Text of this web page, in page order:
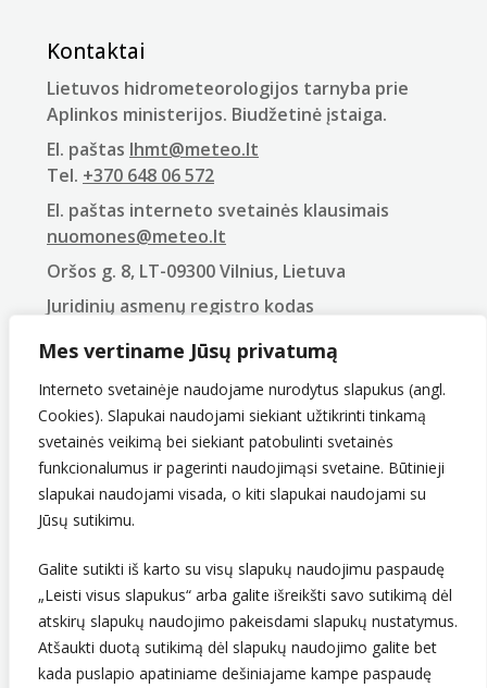
Mes vertiname Jūsų privatumą
Interneto svetainėje naudojame nurodytus slapukus (angl.
Cookies). Slapukai naudojami siekiant užtikrinti tinkamą
svetainės veikimą bei siekiant patobulinti svetainės
funkcionalumus ir pagerinti naudojimąsi svetaine. Būtinieji
slapukai naudojami visada, o kiti slapukai naudojami su
Jūsų sutikimu.
Galite sutikti iš karto su visų slapukų naudojimu paspaudę
„Leisti visus slapukus“ arba galite išreikšti savo sutikimą dėl
atskirų slapukų naudojimo pakeisdami slapukų nustatymus.
Atšaukti duotą sutikimą dėl slapukų naudojimo galite bet
kada puslapio apatiniame dešiniajame kampe paspaudę
Kontaktai
Lietuvos hidrometeorologijos tarnyba prie
Aplinkos ministerijos. Biudžetinė įstaiga.
El. paštas lhmt@meteo.lt
Tel. +370 648 06 572
El. paštas interneto svetainės klausimais
nuomones@meteo.lt
Oršos g. 8, LT-09300 Vilnius, Lietuva
Juridinių asmenų registro kodas
PVM mokėtojo kodas
LT907432416
Sekite mus